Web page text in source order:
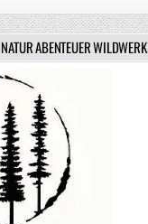
NATUR ABENTEUER WILDWERK